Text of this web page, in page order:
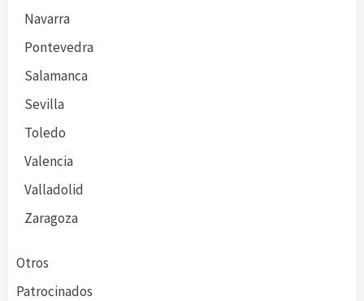
Navarra
Pontevedra
Salamanca
Sevilla
Toledo
Valencia
Valladolid
Zaragoza
Otros
Patrocinados